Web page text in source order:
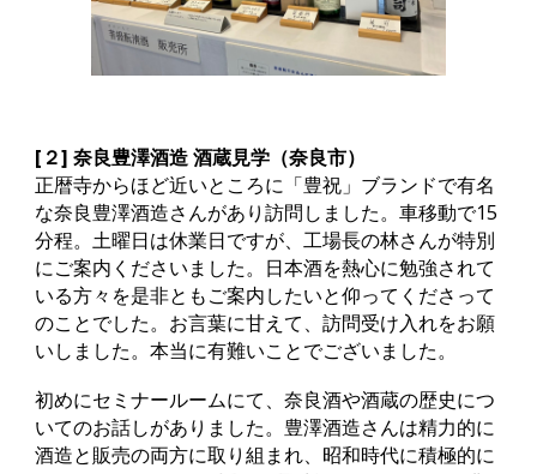
[２] 奈良豊澤酒造 酒蔵見学（奈良市）
正暦寺からほど近いところに「豊祝」ブランドで有名
な奈良豊澤酒造さんがあり訪問しました。車移動で15
分程。土曜日は休業日ですが、工場長の林さんが特別
にご案内くださいました。日本酒を熱心に勉強されて
いる方々を是非ともご案内したいと仰ってくださって
のことでした。お言葉に甘えて、訪問受け入れをお願
いしました。本当に有難いことでございました。
初めにセミナールームにて、奈良酒や酒蔵の歴史につ
いてのお話しがありました。豊澤酒造さんは精力的に
酒造と販売の両方に取り組まれ、昭和時代に積極的に